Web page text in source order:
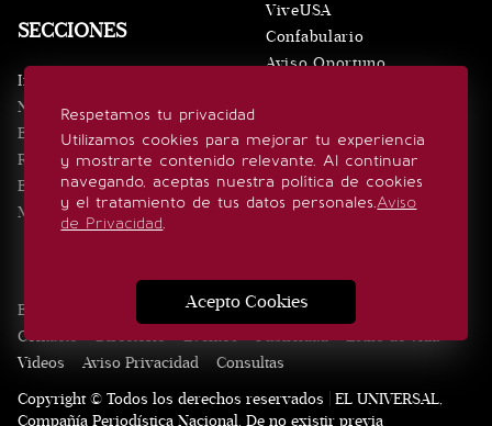
Respetamos tu privacidad
Utilizamos cookies para mejorar tu experiencia
y mostrarte contenido relevante. Al continuar
navegando, aceptas nuestra política de cookies
y el tratamiento de tus datos personales.Aviso
de Privacidad.
Acepto Cookies
SECCIONES
Inicio
Noticias
Eventos
Realeza
Estilo de vida
Minuto x Minuto
ViveUSA
Confabulario
Aviso Oportuno
SÍGUENOS
Edición Impresa Noticias Quiénes somos
Contacto
Directorio Eventos Publicidad
Estilo de vida
Videos
Aviso Privacidad
Consultas
Copyright © Todos los derechos reservados | EL UNIVERSAL,
Compañía Periodística Nacional. De no existir previa